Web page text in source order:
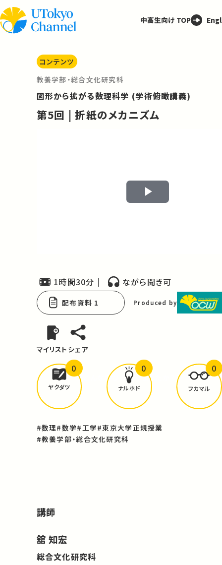
中高生向け TOP
コンテンツ
教養学部・総合文化研究科
図形から拡がる数理科学 (学術俯瞰講義)
第5回 | 折紙のメカニズム
Play
1時間30分 ながら聞き可
配布資料 1 Produced by
マイリスト シェア
どんな学びがありましたか？
ヤクダツ
0
ナルホド
0
フカマル
0
#数理#数学#工学#東京大学正規授業
#教養学部・総合文化研究科
講師
舘 知宏
総合文化研究科